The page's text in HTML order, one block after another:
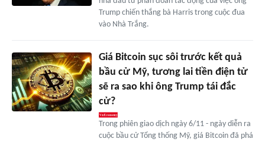
Trump chiến thắng bà Harris trong cuộc đua
vào Nhà Trắng.
Giá Bitcoin sục sôi trước kết quả
bầu cử Mỹ, tương lai tiền điện tử
sẽ ra sao khi ông Trump tái đắc
cử?
Trong phiên giao dịch ngày 6/11 - ngày diễn ra
cuộc bầu cử Tổng thống Mỹ, giá Bitcoin đã phá